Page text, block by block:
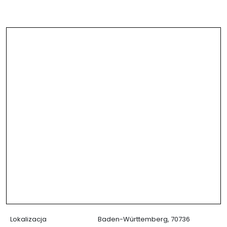
Lokalizacja
Baden-Württemberg, 70736